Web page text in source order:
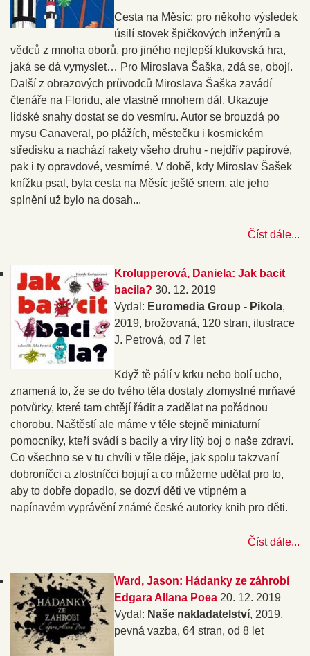
Cesta na Měsíc: pro někoho výsledek
úsilí stovek špičkových inženýrů a
vědců z mnoha oborů, pro jiného nejlepší klukovská hra,
jaká se dá vymyslet… Pro Miroslava Šaška, zdá se, obojí.
Další z obrazových průvodců Miroslava Šaška zavádí
čtenáře na Floridu, ale vlastně mnohem dál. Ukazuje
lidské snahy dostat se do vesmíru. Autor se brouzdá po
mysu Canaveral, po plážích, městečku i kosmickém
středisku a nachází rakety všeho druhu - nejdřív papírové,
pak i ty opravdové, vesmírné. V době, kdy Miroslav Šašek
knížku psal, byla cesta na Měsíc ještě snem, ale jeho
splnění už bylo na dosah...
Číst dále...
Krolupperová, Daniela: Jak bacit
bacila? 30. 12. 2019
Vydal: Euromedia Group - Pikola,
2019, brožovaná, 120 stran, ilustrace
J. Petrová, od 7 let
Když tě pálí v krku nebo bolí ucho,
znamená to, že se do tvého těla dostaly zlomyslné mrňavé
potvůrky, které tam chtějí řádit a zadělat na pořádnou
chorobu. Naštěstí ale máme v těle stejně miniaturní
pomocníky, kteří svádí s bacily a viry lítý boj o naše zdraví.
Co všechno se v tu chvíli v těle děje, jak spolu takzvaní
dobroníčci a zlostníčci bojují a co můžeme udělat pro to,
aby to dobře dopadlo, se dozví děti ve vtipném a
napínavém vyprávění známé české autorky knih pro děti.
Číst dále...
Ward, Jason: Hádanky ze záhrobí
Edgara Allana Poea 20. 12. 2019
Vydal: Naše nakladatelství, 2019,
pevná vazba, 64 stran, od 8 let